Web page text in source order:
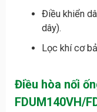
Điều khiển
dây).
Lọc khí cơ
Điều hòa nối
FDUM140VH/